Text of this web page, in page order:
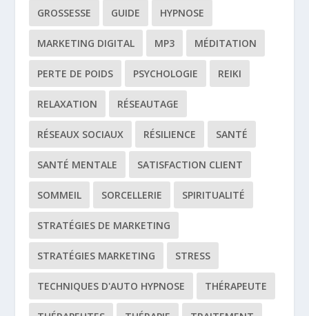
GROSSESSE GUIDE HYPNOSE
MARKETING DIGITAL MP3 MÉDITATION
PERTE DE POIDS PSYCHOLOGIE REIKI
RELAXATION RÉSEAUTAGE
RÉSEAUX SOCIAUX RÉSILIENCE SANTÉ
SANTÉ MENTALE SATISFACTION CLIENT
SOMMEIL SORCELLERIE SPIRITUALITÉ
STRATÉGIES DE MARKETING
STRATÉGIES MARKETING STRESS
TECHNIQUES D'AUTO HYPNOSE THÉRAPEUTE